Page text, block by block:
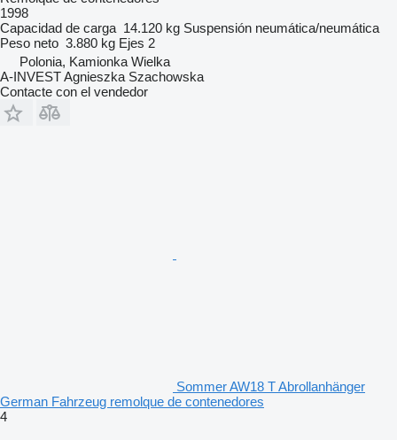
1998
Capacidad de carga 14.120 kg Suspensión neumática/neumática
Peso neto 3.880 kg Ejes 2
Polonia, Kamionka Wielka
A-INVEST Agnieszka Szachowska
Contacte con el vendedor
Sommer AW18 T Abrollanhänger
German Fahrzeug remolque de contenedores
4